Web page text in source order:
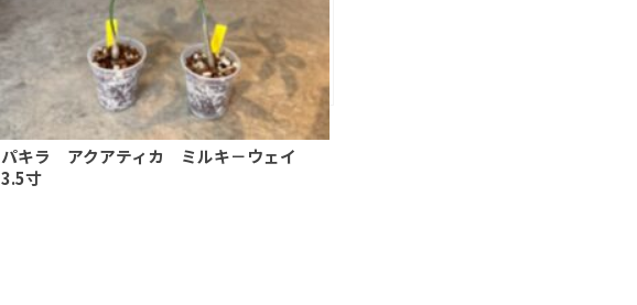
パキラ アクアティカ ミルキ－ウェイ
3.5寸